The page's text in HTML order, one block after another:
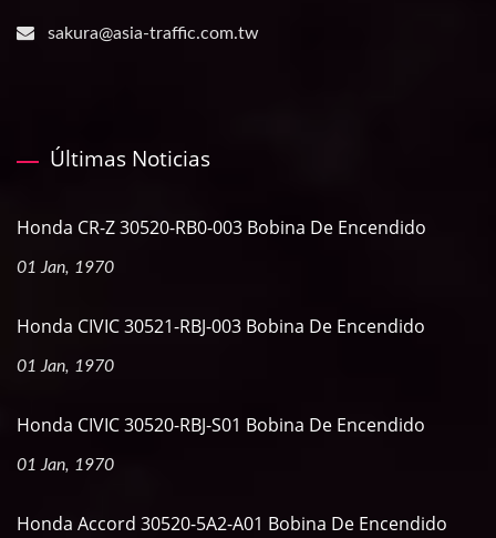
sakura@asia-traffic.com.tw
Últimas Noticias
Honda CR-Z 30520-RB0-003 Bobina De Encendido
01 Jan, 1970
Honda CIVIC 30521-RBJ-003 Bobina De Encendido
01 Jan, 1970
Honda CIVIC 30520-RBJ-S01 Bobina De Encendido
01 Jan, 1970
Honda Accord 30520-5A2-A01 Bobina De Encendido